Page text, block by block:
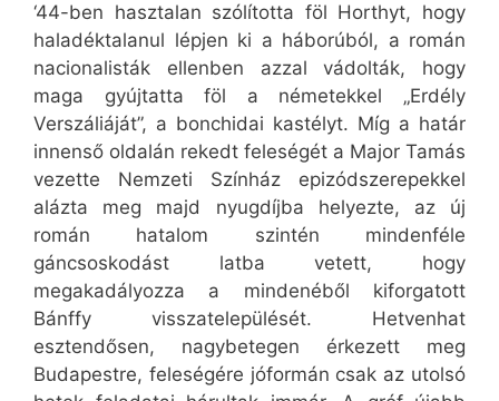
‘44-ben hasztalan szólította föl Horthyt, hogy
haladéktalanul lépjen ki a háborúból, a román
nacionalisták ellenben azzal vádolták, hogy
maga gyújtatta föl a németekkel „Erdély
Verszáliáját”, a bonchidai kastélyt. Míg a határ
innenső oldalán rekedt feleségét a Major Tamás
vezette Nemzeti Színház epizódszerepekkel
alázta meg majd nyugdíjba helyezte, az új
román hatalom szintén mindenféle
gáncsoskodást latba vetett, hogy
megakadályozza a mindenéből kiforgatott
Bánffy visszatelepülését. Hetvenhat
esztendősen, nagybetegen érkezett meg
Budapestre, feleségére jóformán csak az utolsó